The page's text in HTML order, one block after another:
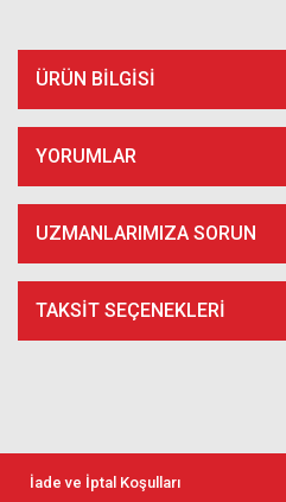
ÜRÜN BILGISI
YORUMLAR
UZMANLARIMIZA SORUN
TAKSIT SEÇENEKLERI
İade ve İptal Koşulları